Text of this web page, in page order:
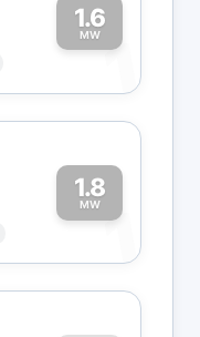
1.6
MW1
1.8
MW1